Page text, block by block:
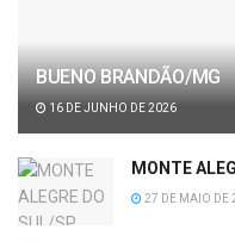
BUENO BRANDÃO/MG
16 DE JUNHO DE 2026
MONTE
27 DE MAIO DE